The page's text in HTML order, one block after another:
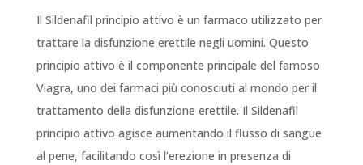
Il Sildenafil principio attivo è un farmaco utilizzato per
trattare la disfunzione erettile negli uomini. Questo
principio attivo è il componente principale del famoso
Viagra, uno dei farmaci più conosciuti al mondo per il
trattamento della disfunzione erettile. Il Sildenafil
principio attivo agisce aumentando il flusso di sangue
al pene, facilitando così l’erezione in presenza di